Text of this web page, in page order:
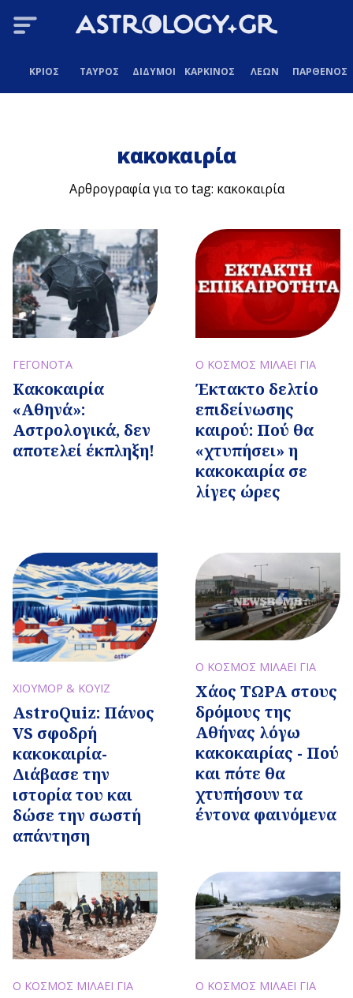
ΚΡΙΟΣ ΤΑΥΡΟΣ ΔΙΔΥΜΟΙ ΚΑΡΚΙΝΟΣ ΛΕΩΝ ΠΑΡΘΕΝΟΣ
κακοκαιρία
Αρθρογραφία για το tag: κακοκαιρία
ΓΕΓΟΝΟΤΑ
Κακοκαιρία
«Αθηνά»:
Αστρολογικά, δεν
αποτελεί έκπληξη!
Ο ΚΟΣΜΟΣ ΜΙΛΑΕΙ ΓΙΑ
Έκτακτο δελτίο
επιδείνωσης
καιρού: Πού θα
«χτυπήσει» η
κακοκαιρία σε
λίγες ώρες
ΧΙΟΥΜΟΡ & ΚΟΥΙΖ
AstroQuiz: Πάνος
VS σφοδρή
κακοκαιρία-
Διάβασε την
ιστορία του και
δώσε την σωστή
απάντηση
Ο ΚΟΣΜΟΣ ΜΙΛΑΕΙ ΓΙΑ
Χάος ΤΩΡΑ στους
δρόμους της
Αθήνας λόγω
κακοκαιρίας - Πού
και πότε θα
χτυπήσουν τα
έντονα φαινόμενα
Ο ΚΟΣΜΟΣ ΜΙΛΑΕΙ ΓΙΑ Ο ΚΟΣΜΟΣ ΜΙΛΑΕΙ ΓΙΑ